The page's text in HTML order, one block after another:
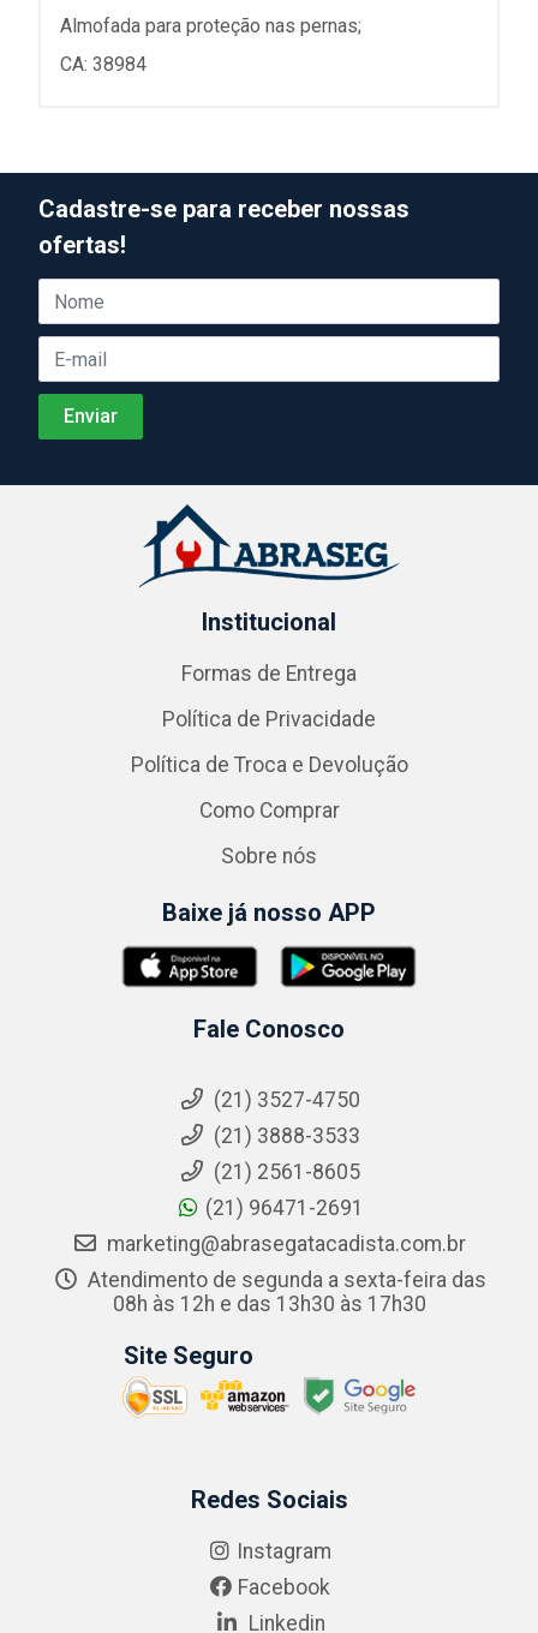
Almofada para proteção nas pernas;
CA: 38984
Cadastre-se para receber nossas
ofertas!
Institucional
Formas de Entrega
Política de Privacidade
Política de Troca e Devolução
Como Comprar
Sobre nós
Baixe já nosso APP
Fale Conosco
(21) 3527-4750
(21) 3888-3533
(21) 2561-8605
(21) 96471-2691
marketing@abrasegatacadista.com.br
Atendimento de segunda a sexta-feira das
08h às 12h e das 13h30 às 17h30
Site Seguro
Redes Sociais
Instagram
Facebook
Linkedin